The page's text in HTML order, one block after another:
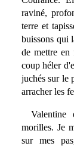
raviné,
terre et
buissons qui
de mettre en
coup héler
juchés sur le
arracher les
Valentine
morilles. Je
sur mes